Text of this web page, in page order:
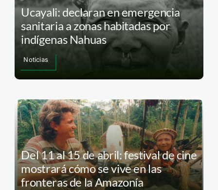
Ucayali: declaran en emergencia
sanitaria a zonas habitadas por
indígenas Nahuas
Noticias
Del 11 al 15 de abril: festival de cine
mostrará cómo se vive en las
fronteras de la Amazonía